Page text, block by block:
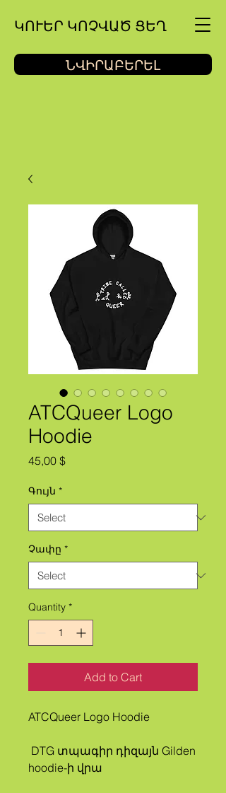
ԿՈՒԵՐ ԿՈՉՎԱԾ ՑԵՂ
ՆՎԻՐԱԲԵՐԵԼ
ATCQueer Logo
Hoodie
45,00 $Price
Գույն *
Չափը *
Quantity *
Add to Cart
ATCQueer Logo Hoodie
hoodie-ի վրա